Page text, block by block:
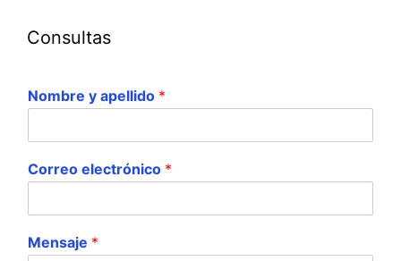
Consultas
Nombre y apellido *
Correo electrónico *
Mensaje *